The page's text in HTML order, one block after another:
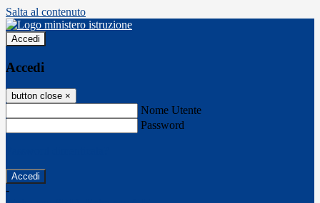
Salta al contenuto
Accedi
Accedi
button close ×
Nome Utente
Password
-